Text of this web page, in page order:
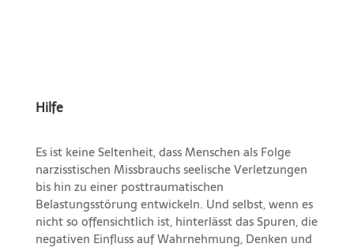
Hilfe
Es ist keine Seltenheit, dass Menschen als Folge
narzisstischen Missbrauchs seelische Verletzungen
bis hin zu einer posttraumatischen
Belastungsstörung entwickeln. Und selbst, wenn es
nicht so offensichtlich ist, hinterlässt das Spuren, die
negativen Einfluss auf Wahrnehmung, Denken und